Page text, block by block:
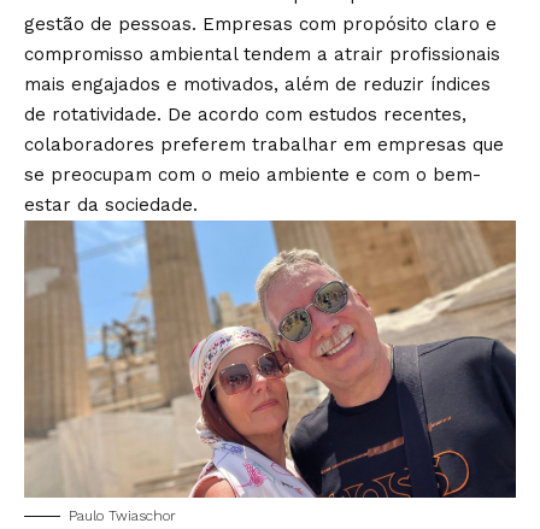
gestão de pessoas. Empresas com propósito claro e
compromisso ambiental tendem a atrair profissionais
mais engajados e motivados, além de reduzir índices
de rotatividade. De acordo com estudos recentes,
colaboradores preferem trabalhar em empresas que
se preocupam com o meio ambiente e com o bem-
estar da sociedade.
Paulo Twiaschor